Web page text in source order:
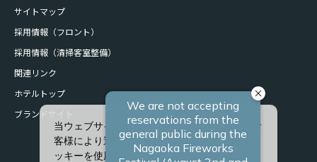
サイトマップ
採用情報（フロント）
採用情報（清掃客室整備）
関連リンク
ホテルトップ
ブランドサイト
当ウェブサイトでは、サービスの向上、またお
客様により適したサービスを提供するため、ク
ッキーを使用しています。また、お客様に合っ